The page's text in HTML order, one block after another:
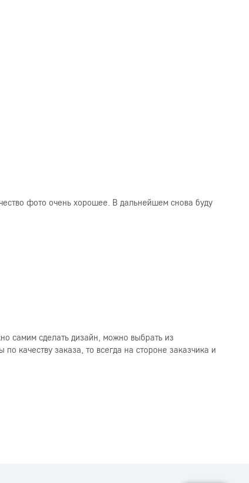
фото очень хорошее. В дальнейшем снова буду
самим сделать дизайн, можно выбрать из
качеству заказа, то всегда на стороне заказчика и